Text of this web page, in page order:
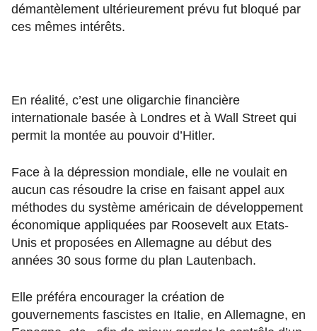
démantèlement ultérieurement prévu fut bloqué par
ces mêmes intérêts.
En réalité, c’est une oligarchie financière
internationale basée à Londres et à Wall Street qui
permit la montée au pouvoir d’Hitler.
Face à la dépression mondiale, elle ne voulait en
aucun cas résoudre la crise en faisant appel aux
méthodes du système américain de développement
économique appliquées par Roosevelt aux Etats-
Unis et proposées en Allemagne au début des
années 30 sous forme du plan Lautenbach.
Elle préféra encourager la création de
gouvernements fascistes en Italie, en Allemagne, en